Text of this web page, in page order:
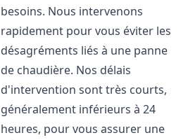
besoins. Nous intervenons
rapidement pour vous éviter les
désagréments liés à une panne
de chaudière. Nos délais
d'intervention sont très courts,
généralement inférieurs à 24
heures, pour vous assurer une